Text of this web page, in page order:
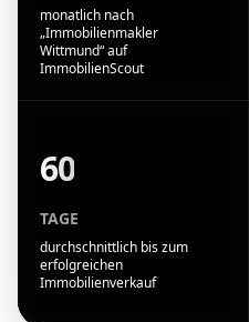
monatlich nach
„Immobilienmakler
Wittmund“ auf
ImmobilienScout
60
TAGE
durchschnittlich bis zum
erfolgreichen
Immobilienverkauf